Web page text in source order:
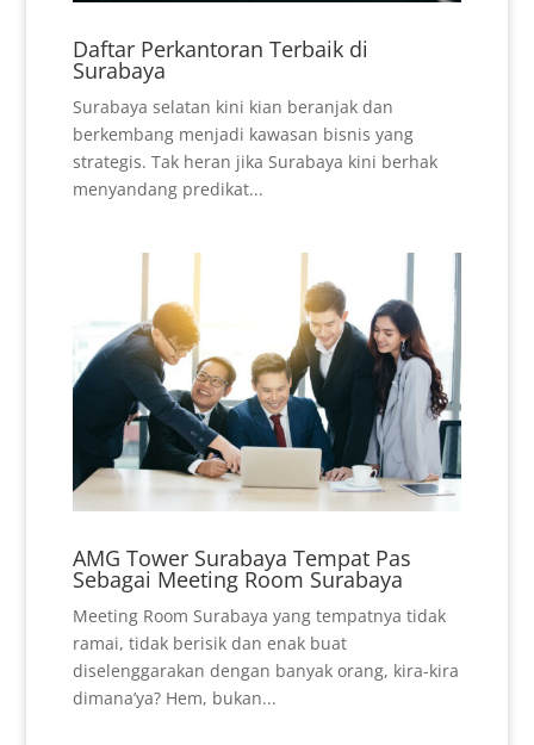
Daftar Perkantoran Terbaik di
Surabaya
Surabaya selatan kini kian beranjak dan
berkembang menjadi kawasan bisnis yang
strategis. Tak heran jika Surabaya kini berhak
menyandang predikat...
AMG Tower Surabaya Tempat Pas
Sebagai Meeting Room Surabaya
Meeting Room Surabaya yang tempatnya tidak
ramai, tidak berisik dan enak buat
diselenggarakan dengan banyak orang, kira-kira
dimana’ya? Hem, bukan...